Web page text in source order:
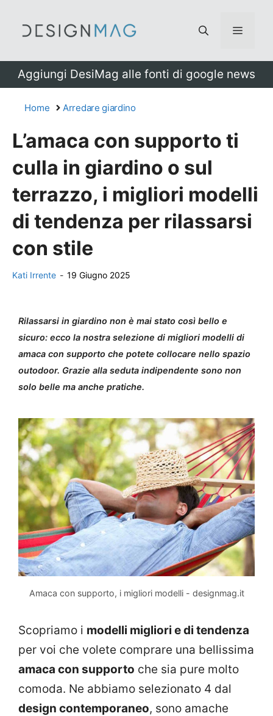
Menu
Aggiungi DesiMag alle fonti di google news
Home Arredare giardino
L’amaca con supporto ti
culla in giardino o sul
terrazzo, i migliori modelli
di tendenza per rilassarsi
con stile
Kati Irrente - 19 Giugno 2025
Rilassarsi in giardino non è mai stato così bello e
sicuro: ecco la nostra selezione di migliori modelli di
amaca con supporto che potete collocare nello spazio
outodoor. Grazie alla seduta indipendente sono non
solo belle ma anche pratiche.
Amaca con supporto, i migliori modelli - designmag.it
Scopriamo i modelli migliori e di tendenza
per voi che volete comprare una bellissima
amaca con supporto che sia pure molto
comoda. Ne abbiamo selezionato 4 dal
design contemporaneo, sono amache